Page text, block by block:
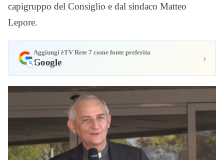
capigruppo del Consiglio e dal sindaco Matteo
Lepore.
Aggiungi èTV Rete 7 come fonte preferita
Google ›